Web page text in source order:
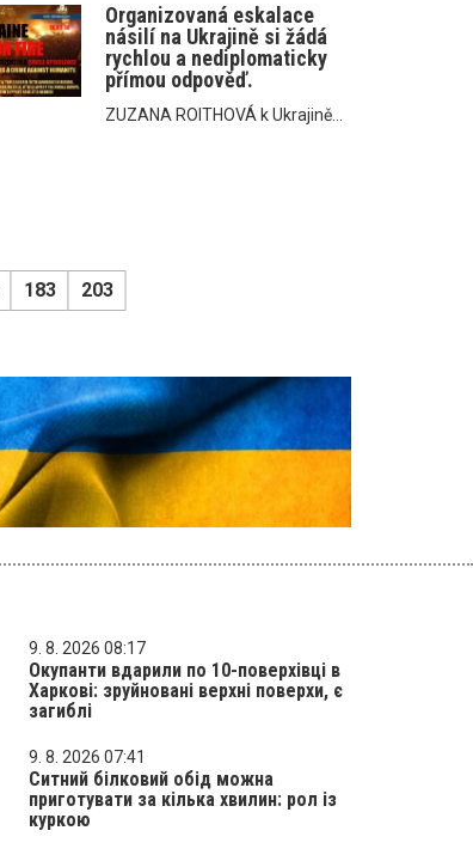
Organizovaná eskalace
násilí na Ukrajině si žádá
rychlou a nediplomaticky
přímou odpověď.
ZUZANA ROITHOVÁ k Ukrajině...
183 203
9. 8. 2026 08:17
Окупанти вдарили по 10-поверхівці в
Харкові: зруйновані верхні поверхи, є
загиблі
9. 8. 2026 07:41
Ситний білковий обід можна
приготувати за кілька хвилин: рол із
куркою